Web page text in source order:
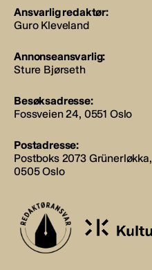
Ansvarlig redaktør:
Guro Kleveland
Annonseansvarlig:
Sture Bjørseth
Besøksadresse:
Fossveien 24, 0551 Oslo
Postadresse:
Postboks 2073 Grünerløkka,
0505 Oslo